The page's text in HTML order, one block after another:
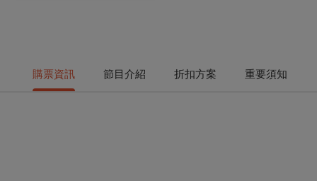
購票資訊 節目介紹 折扣方案 重要須知